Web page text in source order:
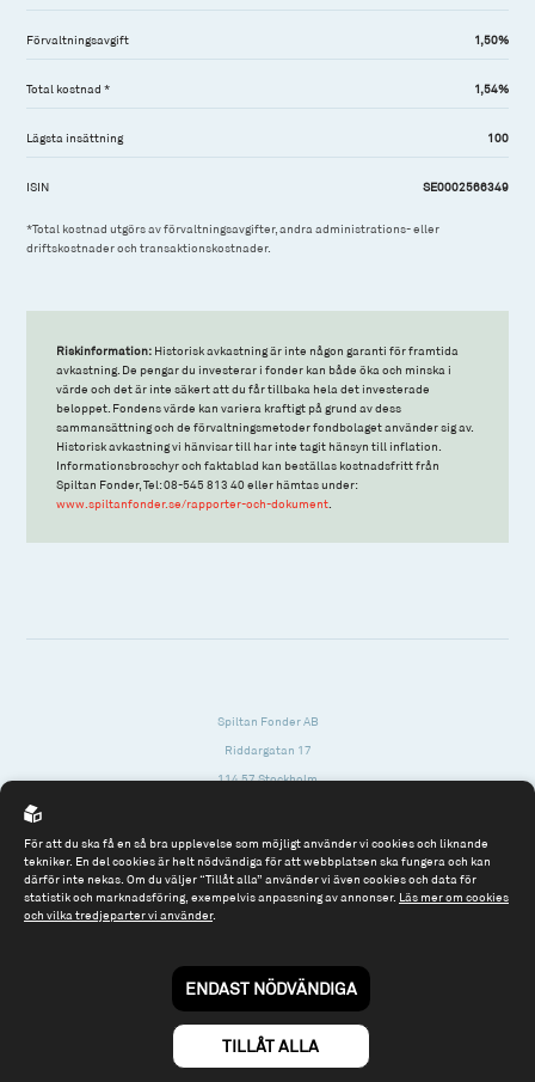
Förvaltningsavgift 1,50%
Total kostnad * 1,54%
Lägsta insättning 100
ISIN SE0002566349
*Total kostnad utgörs av förvaltningsavgifter, andra administrations- eller
driftskostnader och transaktionskostnader.
Riskinformation: Historisk avkastning är inte någon garanti för framtida
avkastning. De pengar du investerar i fonder kan både öka och minska i
värde och det är inte säkert att du får tillbaka hela det investerade
beloppet. Fondens värde kan variera kraftigt på grund av dess
sammansättning och de förvaltningsmetoder fondbolaget använder sig av.
Historisk avkastning vi hänvisar till har inte tagit hänsyn till inflation.
Informationsbroschyr och faktablad kan beställas kostnadsfritt från
Spiltan Fonder, Tel: 08-545 813 40 eller hämtas under:
www.spiltanfonder.se/rapporter-och-dokument
Spiltan Fonder AB
Riddargatan 17
114 57 Stockholm
Tel: 08 - 545 813 40
fonder@spiltanfonder.se
Till spiltan.se
© 2026 - Spiltan Fonder AB
By Sphinxly
För att du ska få en så bra upplevelse som möjligt använder vi cookies och liknande
tekniker. En del cookies är helt nödvändiga för att webbplatsen ska fungera och kan
därför inte nekas. Om du väljer “Tillåt alla” använder vi även cookies och data för
statistik och marknadsföring, exempelvis anpassning av annonser. Läs mer om cookies
och vilka tredjeparter vi använder.
ENDAST NÖDVÄNDIGA
TILLÅT ALLA